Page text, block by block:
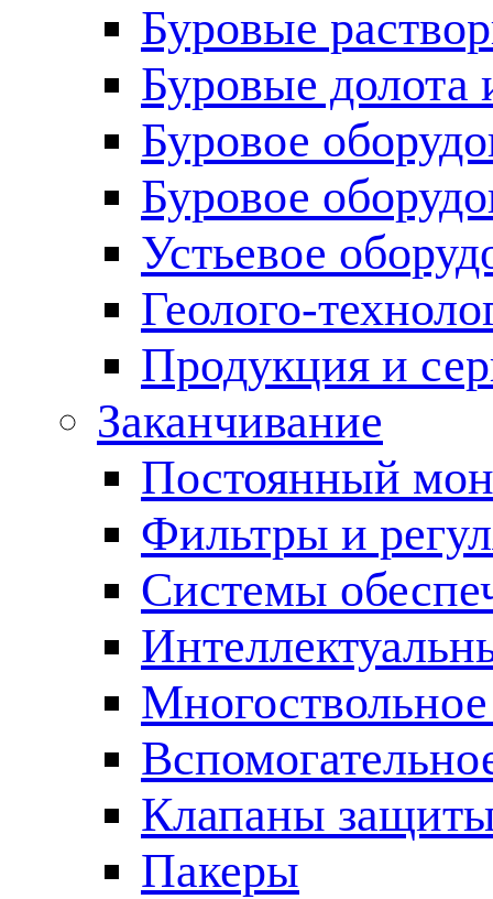
Буровые
Буровые долота
Буровое
Буровое
Устьевое
Геолого-
Продукция и
Заканчивание
Постоянный
Фильтры и
Cистемы
Клапаны
Пакеры